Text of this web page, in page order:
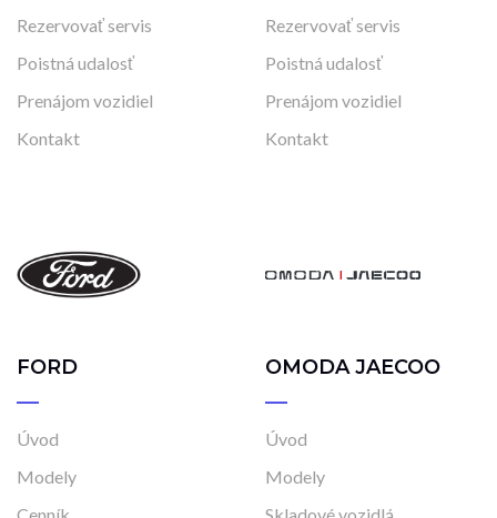
Rezervovať servis
Poistná udalosť
Prenájom vozidiel
Kontakt
Rezervovať servis
Poistná udalosť
Prenájom vozidiel
Kontakt
FORD
Úvod
Modely
Cenník
OMODA JAECOO
Úvod
Modely
Skladové vozidlá